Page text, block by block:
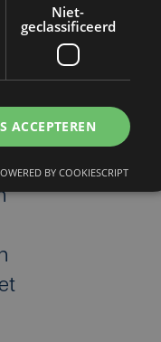
Niet-
geclassificeerd
ACCEPTEREN
BY COOKIESCRIPT